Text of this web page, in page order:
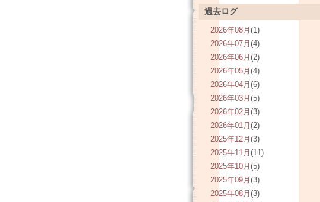
過去ログ
2026年08月 (1)
2026年07月 (4)
2026年06月 (2)
2026年05月 (4)
2026年04月 (6)
2026年03月 (5)
2026年02月 (3)
2026年01月 (2)
2025年12月 (3)
2025年11月 (11)
2025年10月 (5)
2025年09月 (3)
2025年08月 (3)